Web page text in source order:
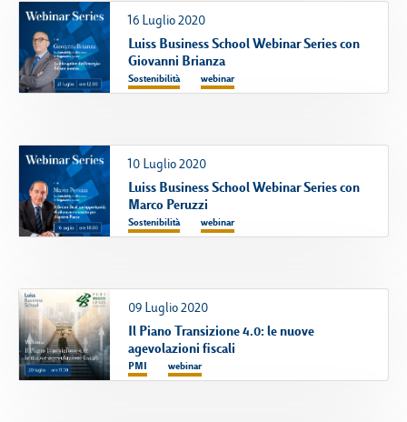
16 Luglio 2020
Luiss Business School Webinar Series con
Giovanni Brianza
Sostenibilità webinar
10 Luglio 2020
Luiss Business School Webinar Series con
Marco Peruzzi
Sostenibilità webinar
09 Luglio 2020
Il Piano Transizione 4.0: le nuove
agevolazioni fiscali
PMI webinar